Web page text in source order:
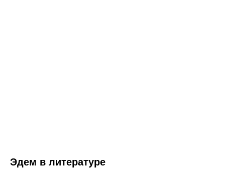
Эдем в литературе